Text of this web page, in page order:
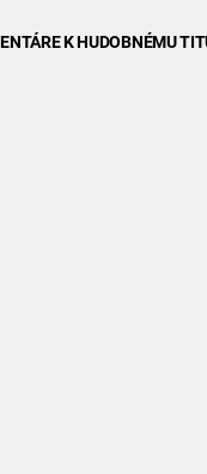
K HUDOBNÉMU